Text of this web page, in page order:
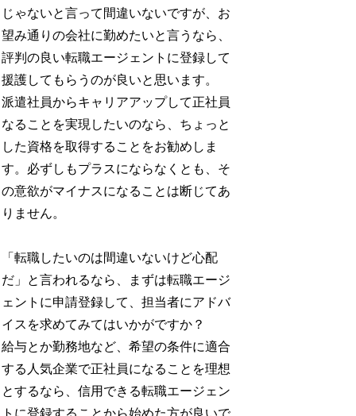
じゃないと言って間違いないですが、お
望み通りの会社に勤めたいと言うなら、
評判の良い転職エージェントに登録して
援護してもらうのが良いと思います。
派遣社員からキャリアアップして正社員
なることを実現したいのなら、ちょっと
した資格を取得することをお勧めしま
す。必ずしもプラスにならなくとも、そ
の意欲がマイナスになることは断じてあ
りません。
「転職したいのは間違いないけど心配
だ」と言われるなら、まずは転職エージ
ェントに申請登録して、担当者にアドバ
イスを求めてみてはいかがですか？
給与とか勤務地など、希望の条件に適合
する人気企業で正社員になることを理想
とするなら、信用できる転職エージェン